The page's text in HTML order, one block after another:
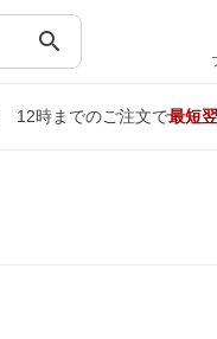
search
12時までのご注文で最短